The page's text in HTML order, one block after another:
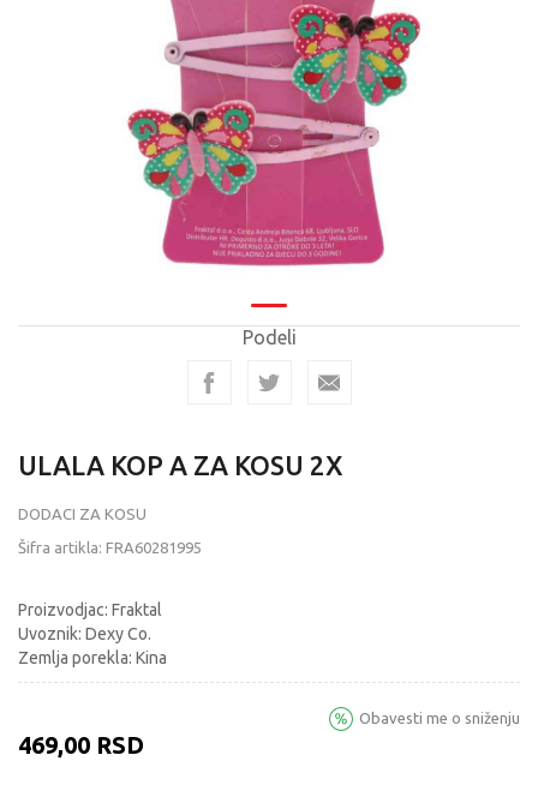
Podeli
ULALA KOP A ZA KOSU 2X
DODACI ZA KOSU
Šifra artikla: FRA60281995
Proizvodjac: Fraktal
Uvoznik: Dexy Co.
Zemlja porekla: Kina
469,00 RSD
Obavesti me o sniženju